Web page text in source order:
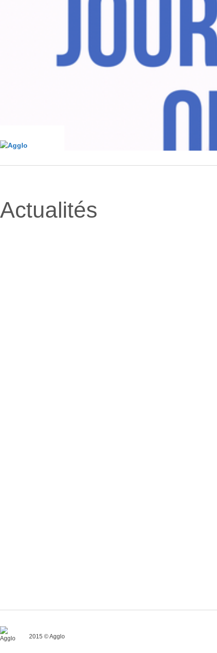
Actualités
2015 © Agglo